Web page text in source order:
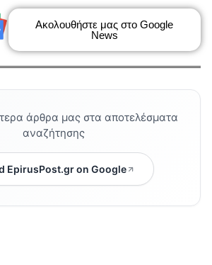
Ακολουθήστε μας στο Google
News
άρθρα μας στα αποτελέσματα
αναζήτησης
EpirusPost.gr on Google